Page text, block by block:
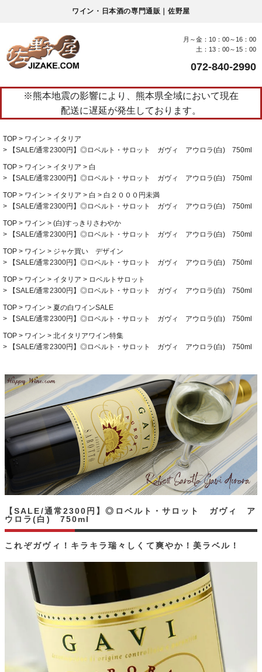
ワイン・日本酒の専門通販｜佐野屋
月～金：10：00～16：00
土：13：00～15：00
072-840-2990
※熊本地震の影響により、熊本県全域において現在
配送に遅延が発生しております。
TOP ワイン
イタリア
【SALE/通常2300円】◎ロベルト・サロット ガヴィ アウロラ(白) 750ml
TOP ワイン イタリア
白
【SALE/通常2300円】◎ロベルト・サロット ガヴィ アウロラ(白) 750ml
TOP ワイン イタリア 白
白２０００円未満
【SALE/通常2300円】◎ロベルト・サロット ガヴィ アウロラ(白) 750ml
TOP ワイン
(白)すっきりさわやか
【SALE/通常2300円】◎ロベルト・サロット ガヴィ アウロラ(白) 750ml
TOP ワイン
ジャケ買い デザイン
【SALE/通常2300円】◎ロベルト・サロット ガヴィ アウロラ(白) 750ml
TOP ワイン イタリア
ロベルトサロット
【SALE/通常2300円】◎ロベルト・サロット ガヴィ アウロラ(白) 750ml
TOP ワイン
夏の白ワインSALE
【SALE/通常2300円】◎ロベルト・サロット ガヴィ アウロラ(白) 750ml
TOP ワイン
北イタリアワイン特集
【SALE/通常2300円】◎ロベルト・サロット ガヴィ アウロラ(白) 750ml
これぞガヴィ！キラキラ瑞々しくて爽やか！美ラベル！
【SALE/通常2300円】◎ロベルト・サロット ガヴィ ア
ウロラ(白) 750ml